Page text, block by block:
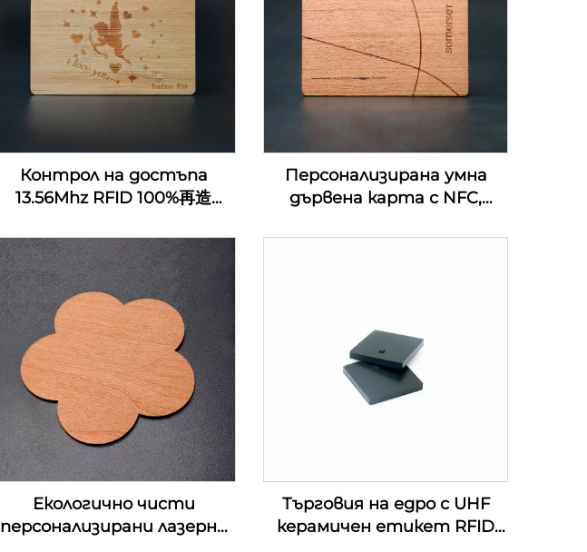
Контрол на достъпа
13.56Mhz RFID 100%再造
ключови карти за хотел
Персонализирана умна
дървена карта с NFC,
EV1 4K дървена карта
Екологично чисти
персонализирани лазерно
Търговия на едро с UHF
керамичен етикет RFID